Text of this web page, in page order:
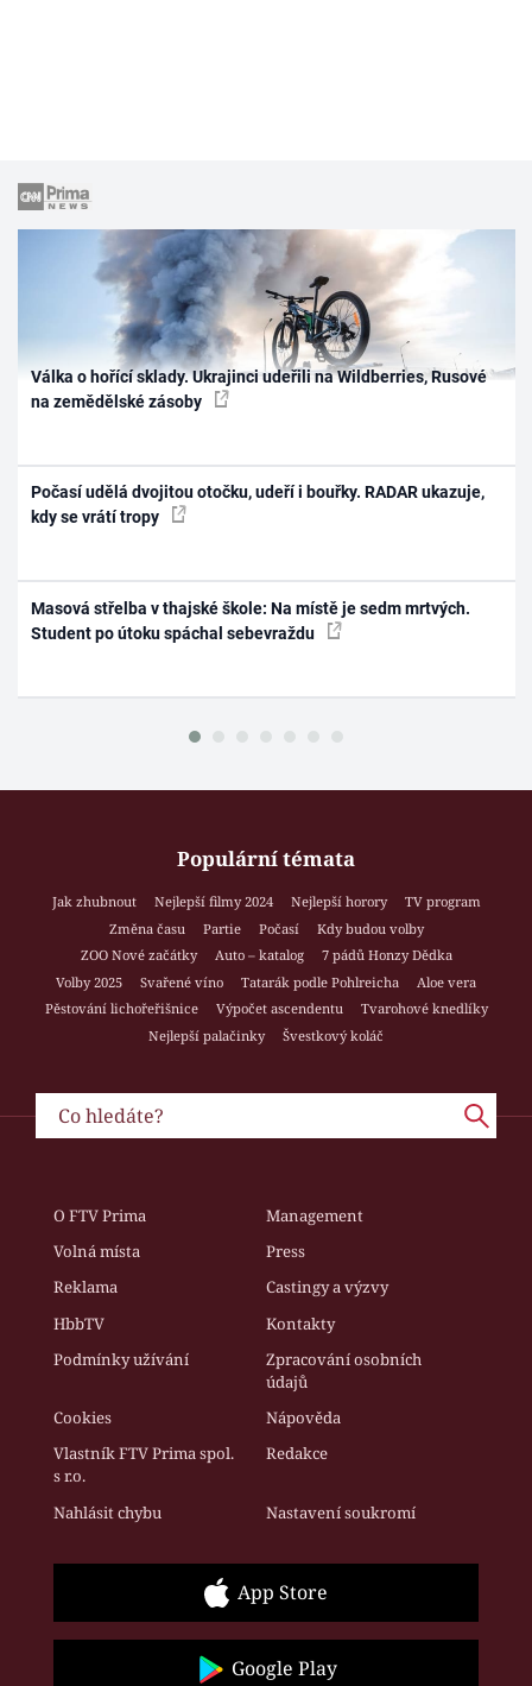
Válka o hořící sklady. Ukrajinci udeřili na Wildberries, Rusové
na zemědělské zásoby
Počasí udělá dvojitou otočku, udeří i bouřky. RADAR ukazuje,
kdy se vrátí tropy
Masová střelba v thajské škole: Na místě je sedm mrtvých.
Student po útoku spáchal sebevraždu
Populární témata
Jak zhubnout Nejlepší filmy 2024 Nejlepší horory
TV program
Změna času
Partie Počasí
Kdy budou volby
ZOO Nové začátky
Auto – katalog
7 pádů Honzy Dědka
Volby 2025
Svařené víno Tatarák podle Pohlreicha
Aloe vera
Pěstování lichořeřišnice
Výpočet ascendentu
Tvarohové knedlíky
Nejlepší palačinky
Švestkový koláč
O FTV Prima
Management
Volná místa
Press
Reklama
Castingy a výzvy
HbbTV
Kontakty
Podmínky užívání
Zpracování osobních
údajů
Cookies
Nápověda
Vlastník FTV Prima spol.
s r.o.
Redakce
Nahlásit chybu Nastavení soukromí
App Store
Google Play